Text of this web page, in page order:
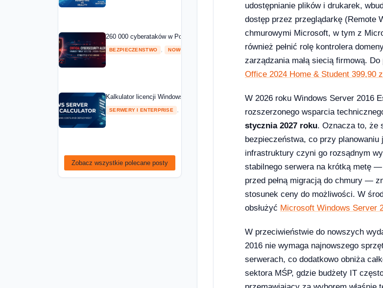
260 000 cyberataków w Polsce w 2025 roku — a 71% małych firm wciąż twierdzi, że to ich nie
BEZPIECZENSTWO NOWOSCI I TRENDY 2026-04-08
Kalkulator licencji Windows Server — oblicz ile potrzebujesz [2026]
SERWERY I ENTERPRISE
Zobacz wszystkie polecane posty
udostępnianie plików i drukarek,
dostęp przez przeglądarkę (Remote
chmurowymi Microsoft, w tym z
również pełnić rolę kontrolera
zarządzania małą siecią firmową.
Office 2024 Home & Student 399,90
W 2026 roku Windows Server 2016
rozszerzonego wsparcia
stycznia 2027 roku. Oznacza to, że
bezpieczeństwa, co przy
infrastruktury czyni go rozsądnym
stabilnego serwera na krótką metę
przed pełną migracją do chmury —
stosunek ceny do możliwości. W
obsłużyć Microsoft Windows Server
W przeciwieństwie do nowszych
2016 nie wymaga najnowszego
serwerach, co dodatkowo obniża
sektora MŚP, gdzie budżety IT